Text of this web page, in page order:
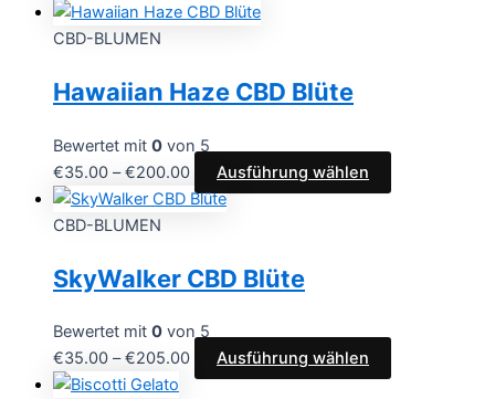
CBD-BLUMEN
Hawaiian Haze CBD Blüte
Bewertet mit 0 von 5
€35.00 –€200.00 Ausführung wählen
CBD-BLUMEN
SkyWalker CBD Blüte
Bewertet mit 0 von 5
€35.00 –€205.00 Ausführung wählen